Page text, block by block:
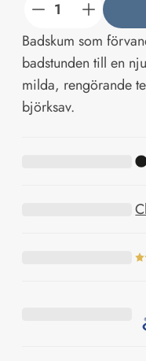
counter_current
Badskum som
badstunden till en
milda, rengörande
björksav.